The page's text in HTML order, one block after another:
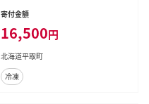
002
寄付金額
16,500円
北海道平取町
冷凍